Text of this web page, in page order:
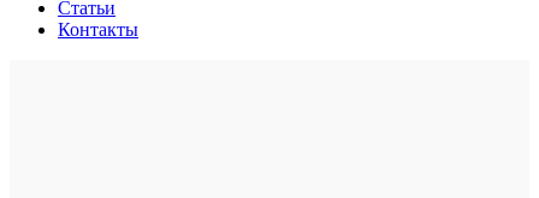
Статьи
Контакты